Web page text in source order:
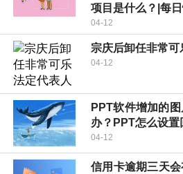
项目是什么？|每
04-12
宗庆后卸任非常可
04-12
PPT软件增加的
办？PPT怎么设置
04-12
信用卡逾期三天